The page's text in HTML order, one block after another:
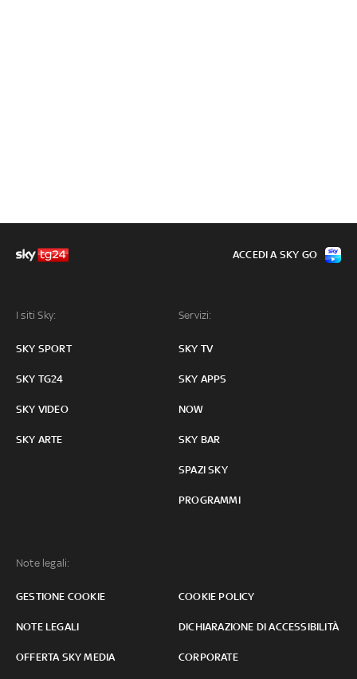
I siti Sky:
SKY SPORT
SKY TG24
SKY VIDEO
SKY ARTE
Servizi:
SKY TV
SKY APPS
NOW
SKY BAR
SPAZI SKY
PROGRAMMI
Note legali:
GESTIONE COOKIE COOKIE POLICY
NOTE LEGALI DICHIARAZIONE DI ACCESSIBILITÀ
OFFERTA SKY MEDIA CORPORATE
ACCEDI A SKY GO